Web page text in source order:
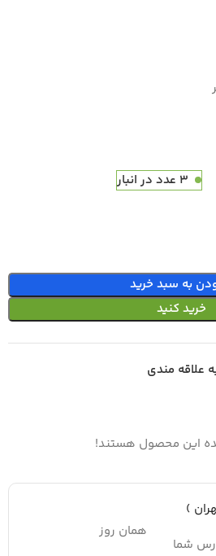
3 عدد در انبار
به سبد خرید
خرید کنید
علاقه مندی
این محصول هستند!
)
شما
همان روز